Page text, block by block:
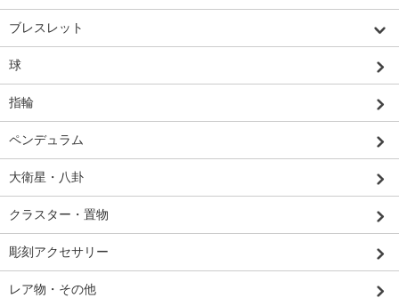
ブレスレット
球
指輪
ペンデュラム
大衛星・八卦
クラスター・置物
彫刻アクセサリー
レア物・その他